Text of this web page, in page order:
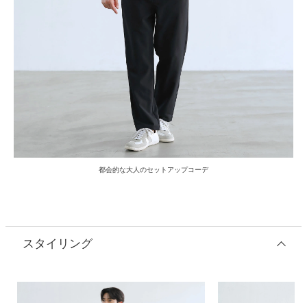
都会的な大人のセットアップコーデ
スタイリング